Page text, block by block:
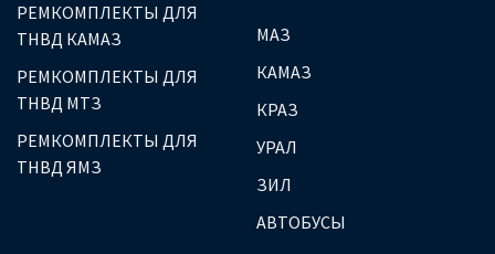
РЕМКОМПЛЕКТЫ ДЛЯ
ТНВД КАМАЗ
РЕМКОМПЛЕКТЫ ДЛЯ
ТНВД МТЗ
РЕМКОМПЛЕКТЫ ДЛЯ
ТНВД ЯМЗ
МАЗ
КАМАЗ
КРАЗ
УРАЛ
ЗИЛ
АВТОБУСЫ